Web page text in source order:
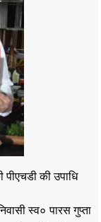
पीएचडी की उपाधि
स्व० पारस गुप्ता